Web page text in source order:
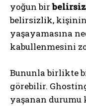
yoğun bir
belirsizlik,
yaşayamasına
kabullenmesini
Bununla birlikte
görebilir.
yaşanan durumu